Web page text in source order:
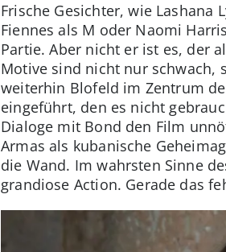
Frische Gesichter, wie
Fiennes als M oder Naomi
Partie. Aber nicht er ist es, der
Motive sind nicht nur schwach,
weiterhin Blofeld im Zentrum
eingeführt, den es nicht
Dialoge mit Bond den Film
Armas als kubanische
die Wand. Im wahrsten Sinne
grandiose Action. Gerade das